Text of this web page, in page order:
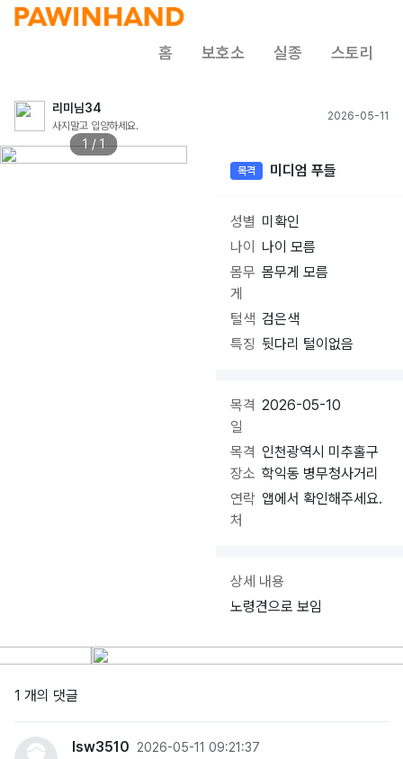
홈 보호소 실종 스토리
리미님34
사지말고 입양하세요.
2026-05-11
1 / 1
목격 미디엄 푸들
성별 미확인
나이
나이 모름
몸무
게
몸무게 모름
털색 검은색
특징 뒷다리 털이없음
목격
일
2026-05-10
목격
장소
인천광역시 미추홀구
학익동 병무청사거리
연락
처
앱에서 확인해주세요.
상세 내용
노령견으로 보임
1 개의 댓글
lsw3510 2026-05-11 09:21:37